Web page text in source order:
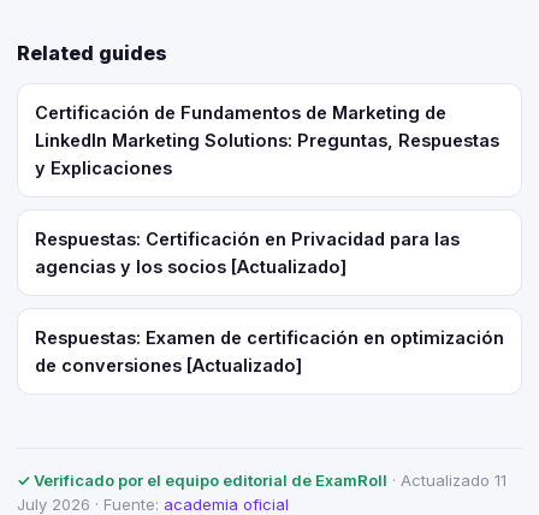
Related guides
Certificación de Fundamentos de Marketing de
LinkedIn Marketing Solutions: Preguntas, Respuestas
y Explicaciones
Respuestas: Certificación en Privacidad para las
agencias y los socios [Actualizado]
Respuestas: Examen de certificación en optimización
de conversiones [Actualizado]
✓ Verificado por el equipo editorial de ExamRoll · Actualizado 11
July 2026 · Fuente: academia oficial